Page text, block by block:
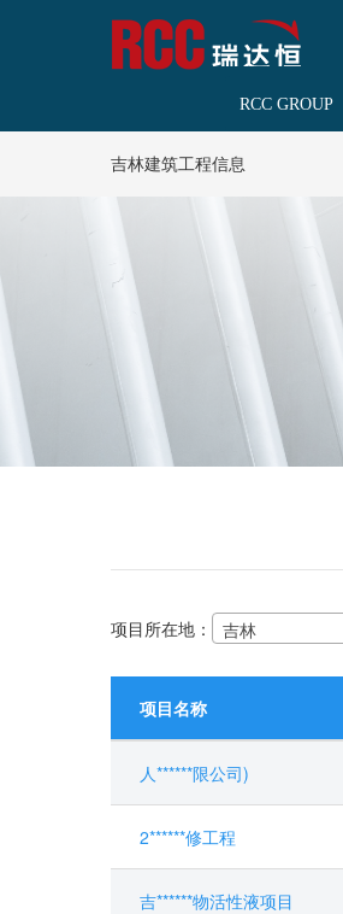
RCC GROUP
吉林建筑工程信息
项目所在地： 吉林
项目名称
人******限公司)
2******修工程
吉******物活性液项目